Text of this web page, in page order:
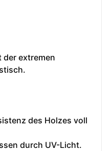
der extremen
des Holzes voll
durch UV-Licht.